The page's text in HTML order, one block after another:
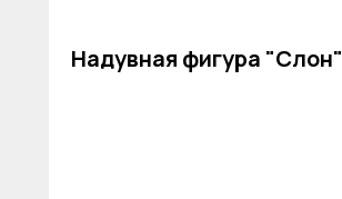
Надувная фигура "Слон"